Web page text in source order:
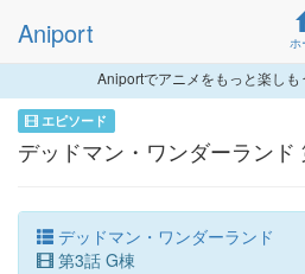
Aniport ホ
Aniportでアニメをもっと楽しも
エピソード
デッドマン・ワンダーランド
デッドマン・ワンダーランド
第3話 G棟